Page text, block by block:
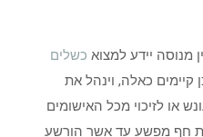
מנוסה יידע למצוא כשלים
קיימים כאלה, וינהל את
או לזיכוי מכל האישומים
חף מפשע עד אשר הורשע